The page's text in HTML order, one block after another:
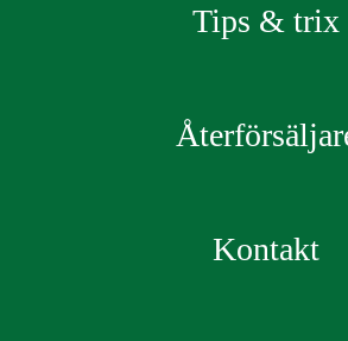
Tips & trix
Kontakt